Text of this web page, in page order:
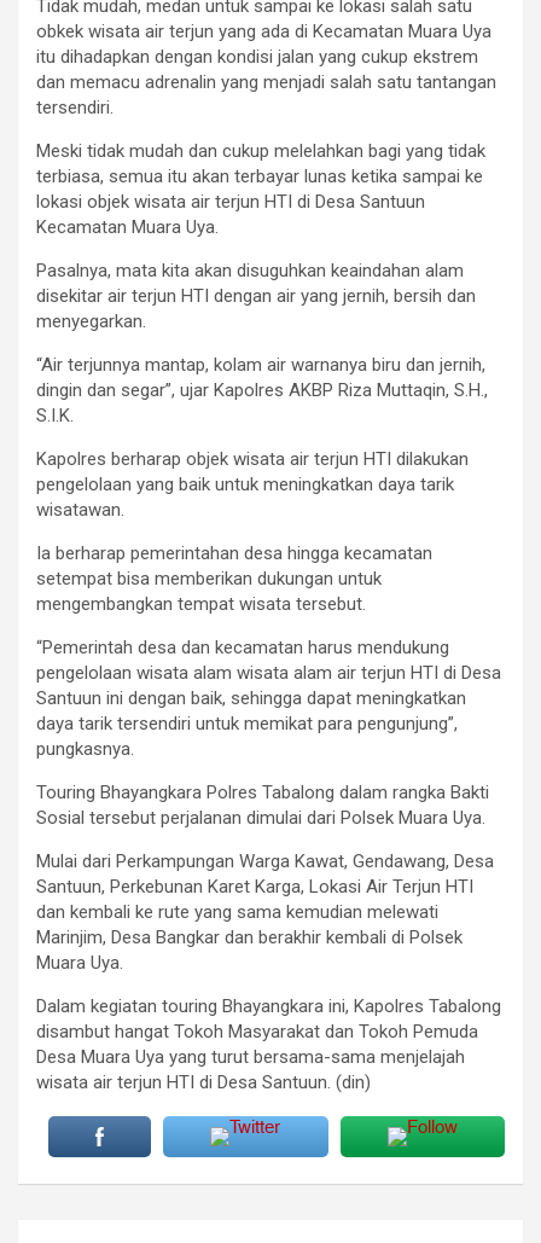
Tidak mudah, medan untuk sampai ke lokasi salah satu
obkek wisata air terjun yang ada di Kecamatan Muara Uya
itu dihadapkan dengan kondisi jalan yang cukup ekstrem
dan memacu adrenalin yang menjadi salah satu tantangan
tersendiri.
Meski tidak mudah dan cukup melelahkan bagi yang tidak
terbiasa, semua itu akan terbayar lunas ketika sampai ke
lokasi objek wisata air terjun HTI di Desa Santuun
Kecamatan Muara Uya.
Pasalnya, mata kita akan disuguhkan keaindahan alam
disekitar air terjun HTI dengan air yang jernih, bersih dan
menyegarkan.
“Air terjunnya mantap, kolam air warnanya biru dan jernih,
dingin dan segar”, ujar Kapolres AKBP Riza Muttaqin, S.H.,
S.I.K.
Kapolres berharap objek wisata air terjun HTI dilakukan
pengelolaan yang baik untuk meningkatkan daya tarik
wisatawan.
Ia berharap pemerintahan desa hingga kecamatan
setempat bisa memberikan dukungan untuk
mengembangkan tempat wisata tersebut.
“Pemerintah desa dan kecamatan harus mendukung
pengelolaan wisata alam wisata alam air terjun HTI di Desa
Santuun ini dengan baik, sehingga dapat meningkatkan
daya tarik tersendiri untuk memikat para pengunjung”,
pungkasnya.
Touring Bhayangkara Polres Tabalong dalam rangka Bakti
Sosial tersebut perjalanan dimulai dari Polsek Muara Uya.
Mulai dari Perkampungan Warga Kawat, Gendawang, Desa
Santuun, Perkebunan Karet Karga, Lokasi Air Terjun HTI
dan kembali ke rute yang sama kemudian melewati
Marinjim, Desa Bangkar dan berakhir kembali di Polsek
Muara Uya.
Dalam kegiatan touring Bhayangkara ini, Kapolres Tabalong
disambut hangat Tokoh Masyarakat dan Tokoh Pemuda
Desa Muara Uya yang turut bersama-sama menjelajah
wisata air terjun HTI di Desa Santuun. (din)